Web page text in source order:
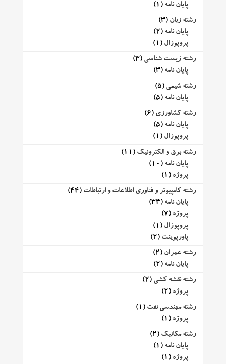
پایان نامه (1)
رشته زبان (3)
پایان نامه (2)
پروپوزال (1)
رشته زیست شناسی (3)
پایان نامه (3)
رشته شیمی (5)
پایان نامه (5)
رشته کشاورزی (6)
پایان نامه (5)
پروپوزال (1)
رشته برق و الکترونیک (11)
پایان نامه (10)
پروژه (1)
رشته کامپیوتر و فناوری اطلاعات و ارتباطات (44)
پایان نامه (34)
پروژه (7)
پروپوزال (1)
پاورپوینت (2)
رشته عمران (2)
پایان نامه (2)
رشته نقشه کشی (2)
پروژه (2)
رشته مهندسی نفت (1)
پروژه (1)
رشته مکانیک (2)
پایان نامه (1)
پروژه (1)